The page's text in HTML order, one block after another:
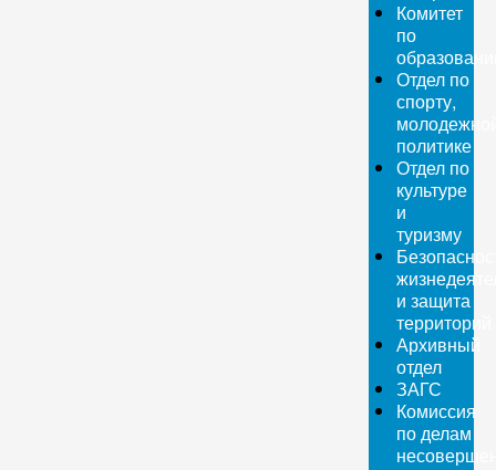
Комитет
по
Отдел по
спорту,
политике
Отдел по
культуре
и
туризму
и защита
территорий
Архивный
отдел
ЗАГС
Комиссия
по делам